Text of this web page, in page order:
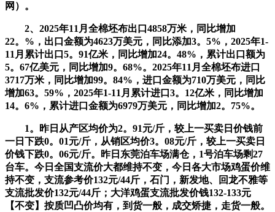
网）。
2、2025年11月全棉坯布出口4858万米，同比增加
22。%，出口金额为4623万美元，同比添加3。5%，2025年1-
11月累计出口5。91亿米，同比增加24。48%，累计出口额为
5。67亿美元，同比增加9。68%。2025年11月全棉坯布进口
3717万米，同比增加99。84%，进口金额为710万美元，同比
增加63。59%，2025年1-11月累计进口3。12亿米，同比增加
14。6%，累计进口金额为6979万美元，同比增加2。75%。
1。昨日从产区均价为2。91元/斤，较上一买卖日价钱前
一日下跌0。01元/斤，从销区均价3。08元/斤，较上一买卖日
价钱下跌0。06元/斤。昨日东莞泊车场满仓，1号泊车场剩27
台车。今日全国支流价大都维持不变，今日各大市场鸡蛋价维
持不变，支流参考价132元/44斤，石门，新发地、回龙不雅等
支流批发价132元/44斤；大洋鸡蛋支流批发价钱132-133元
【不变】按质凹凸价均有，到货一般，成交矫捷，走货一般。